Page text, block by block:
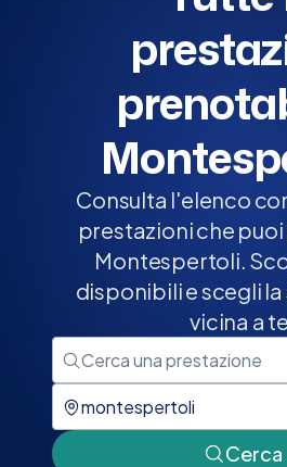
Consulta l'elenco
prestazioni che
Montespertoli.
disponibili e scegli
vicina a
Cerca